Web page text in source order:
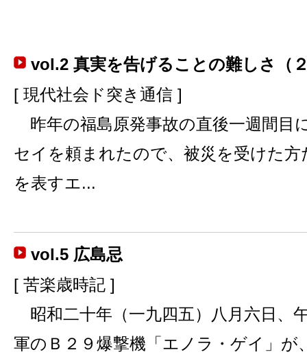
vol.2 真実を告げることの難しさ（
[ 現代社会ド突き通信 ]
昨年の福島原発事故の直後一週間目
セイを頼まれたので、被災を受けた
を表すエ...
vol.5 広島忌
[ 苦楽歳時記 ]
昭和二十年（一九四五）八月六日、
軍のＢ２９爆撃機「エノラ・ゲイ」が